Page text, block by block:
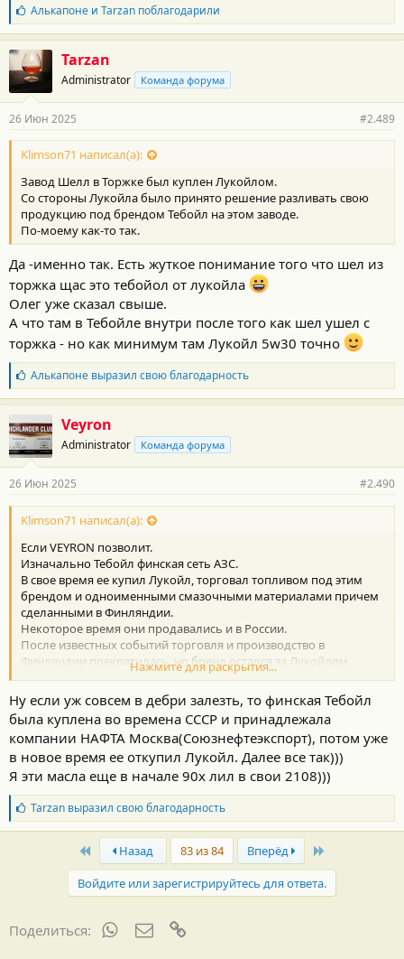
Б
л
а
г
о
д
а
н
о
с
и
:
Алькапонеи Tarzanпоблагодарили
Tarzan
Administrator Команда форума
26 Июн 2025 #2.489
Klimson71 написал(а):
Завод Шелл в Торжке был куплен Лукойлом.
Со стороны Лукойла было принято решение разливать свою
продукцию под брендом Тебойл на этом заводе.
По-моему как-то так.
Да -именно так. Есть жуткое понимание того что шел из
торжка щас это тебойол от лукойла
Олег уже сказал свыше.
А что там в Тебойле внутри после того как шел ушел с
торжка - но как минимум там Лукойл 5w30 точно
Б
л
а
о
д
а
н
о
с
и
:
Алькапоневыразил свою благодарность
Veyron
Administrator Команда форума
26 Июн 2025 #2.490
Klimson71 написал(а):
Если VEYRON позволит.
Изначально Тебойл финская сеть АЗС.
В свое время ее купил Лукойл, торговал топливом под этим
брендом и одноименными смазочными материалами причем
сделанными в Финляндии.
Некоторое время они продавались и в России.
После известных событий торговля и производство в
Финляндии прекратилась, но бренд остался за Лукойлом.
Завод Шелл в Торжке был куплен Лукойлом.
Со стороны Лукойла было принято решение разливать свою
продукцию под брендом Тебойл на этом заводе.
По-моему как-то так.
Нажмите для раскрытия...
Ну если уж совсем в дебри залезть, то финская Тебойл
была куплена во времена СССР и принадлежала
компании НАФТА Москва(Союзнефтеэкспорт), потом уже
в новое время ее откупил Лукойл. Далее все так)))
Я эти масла еще в начале 90х лил в свои 2108)))
Б
л
а
о
Tarzanвыразил свою благодарность
First Назад 83 из 84 Вперёд
Войдите или зарегистрируйтесь для ответа.
Поделиться: WhatsAppЭлектронная почта